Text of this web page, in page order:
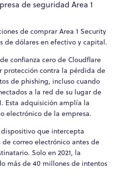
de seguridad Area 1
de comprar Area 1 Security
de dólares en efectivo y capital.
confianza cero de Cloudflare
protección contra la pérdida de
de phishing, incluso cuando
a la red de su lugar de
Esta adquisición amplía la
electrónico de la empresa.
que intercepta
correo electrónico antes de
Solo en 2021, la
más de 40 millones de intentos